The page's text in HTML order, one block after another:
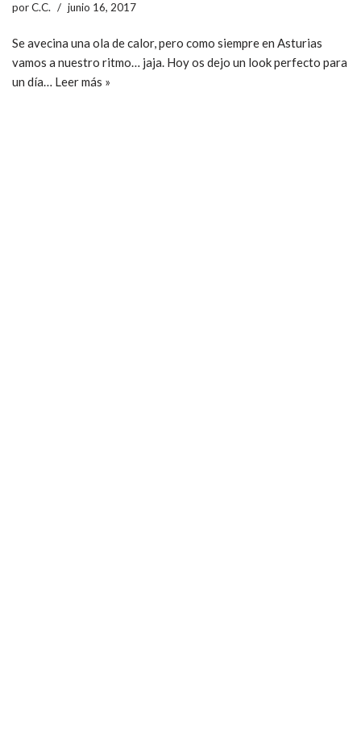
porC.C. junio 16, 2017
Se avecina una ola de calor, pero como siempre en Asturias
vamos a nuestro ritmo… jaja. Hoy os dejo un look perfecto para
un día… Leer más »